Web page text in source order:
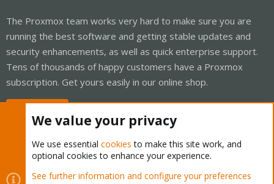
The Proxmox team works very hard to make sure you are
running the best software and getting stable updates and
security enhancements, as well as quick enterprise support.
Tens of thousands of happy customers have a Proxmox
subscription. Get yours easily in our online shop.
Cookies
Proxmox Support Forum - Light Mode
We value your privacy
We use essential cookies to make this site work, and
optional cookies to enhance your experience.
See further information and configure your preferences